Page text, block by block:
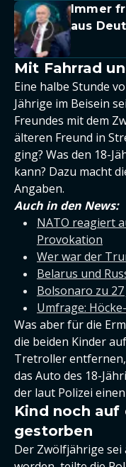
Immer
aus
Mit Fahrrad
Eine halbe Stunde
Jährige im Beisein
Freundes mit dem
älteren Freund in
ging? Was den 18-
kann? Dazu macht
Angaben.
Auch in den News:
NATO reagiert
Provokation
Wer war der
Belarus und
Bolsonaro zu
Umfrage:
Was aber für die
die beiden Kinder
Tretroller
das Auto des 18-
der laut Polizei
Kind noch
gestorben
Der Zwölfjährige